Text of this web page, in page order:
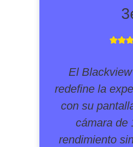
El
redefine la
con su
cámara de
rendimiento